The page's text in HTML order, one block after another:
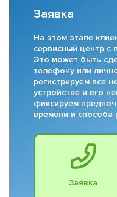
Заявка
На этом этапе
сервисный центр с
Это может быть
телефону или
регистрируем все
устройстве и его
фиксируем
времени и способа
Заявка